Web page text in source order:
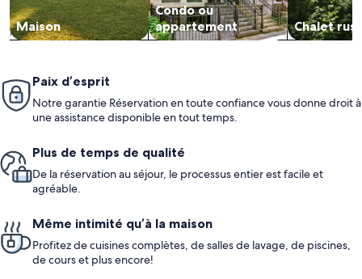
Maison
Condo ou
appartement
Chalet
Paix d’esprit
Notre garantie Réservation en toute confiance vous donne droit à
une assistance disponible en tout temps.
Plus de temps de qualité
De la réservation au séjour, le processus entier est facile et
agréable.
Même intimité qu’à la maison
Profitez de cuisines complètes, de salles de lavage, de piscines,
de cours et plus encore!